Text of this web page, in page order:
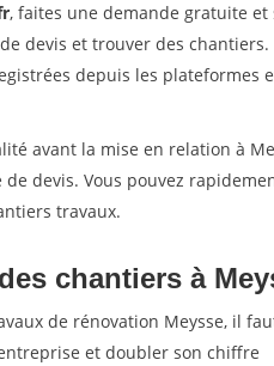
, faites une demande gratuite et
devis et trouver des chantiers.
depuis les plateformes
avant la mise en relation à
devis. Vous pouvez
travaux.
chantiers à
de rénovation Meysse, il
et doubler son chiffre